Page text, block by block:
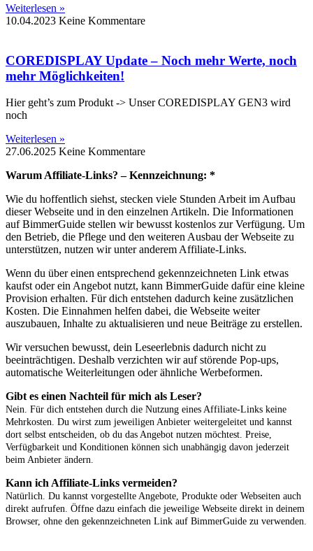
Weiterlesen »
10.04.2023 Keine Kommentare
COREDISPLAY Update – Noch mehr Werte, noch
mehr Möglichkeiten!
Hier geht’s zum Produkt -> Unser COREDISPLAY GEN3 wird
noch
Weiterlesen »
27.06.2025 Keine Kommentare
Warum Affiliate-Links? – Kennzeichnung: *
Wie du hoffentlich siehst, stecken viele Stunden Arbeit im Aufbau
dieser Webseite und in den einzelnen Artikeln. Die Informationen
auf BimmerGuide stellen wir bewusst kostenlos zur Verfügung. Um
den Betrieb, die Pflege und den weiteren Ausbau der Webseite zu
unterstützen, nutzen wir unter anderem Affiliate-Links.
Wenn du über einen entsprechend gekennzeichneten Link etwas
kaufst oder ein Angebot nutzt, kann BimmerGuide dafür eine kleine
Provision erhalten. Für dich entstehen dadurch keine zusätzlichen
Kosten. Die Einnahmen helfen dabei, die Webseite weiter
auszubauen, Inhalte zu aktualisieren und neue Beiträge zu erstellen.
Wir versuchen bewusst, dein Leseerlebnis dadurch nicht zu
beeinträchtigen. Deshalb verzichten wir auf störende Pop-ups,
automatische Weiterleitungen oder ähnliche Werbeformen.
Gibt es einen Nachteil für mich als Leser?
Nein. Für dich entstehen durch die Nutzung eines Affiliate-Links keine
Mehrkosten. Du wirst zum jeweiligen Anbieter weitergeleitet und kannst
dort selbst entscheiden, ob du das Angebot nutzen möchtest. Preise,
Verfügbarkeit und Konditionen können sich unabhängig davon jederzeit
beim Anbieter ändern.
Kann ich Affiliate-Links vermeiden?
Natürlich. Du kannst vorgestellte Angebote, Produkte oder Webseiten auch
direkt aufrufen. Öffne dazu einfach die jeweilige Webseite direkt in deinem
Browser, ohne den gekennzeichneten Link auf BimmerGuide zu verwenden.